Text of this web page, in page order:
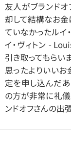
友人がブランド
却して結構なお金
ていなかったルイ
イ・ヴィトン -
引き取ってもらい
思ったよりいいお
定を申し込んだ
の方が非常に礼儀
ンドオフさんの出